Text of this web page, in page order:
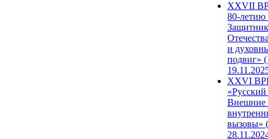
ХХVII
80-
и
подвиг»
XXVI
Внешние
вызовы»